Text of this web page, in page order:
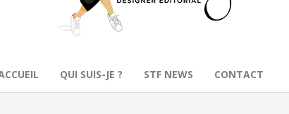
QUI SUIS-JE ? STF NEWS CONTACT